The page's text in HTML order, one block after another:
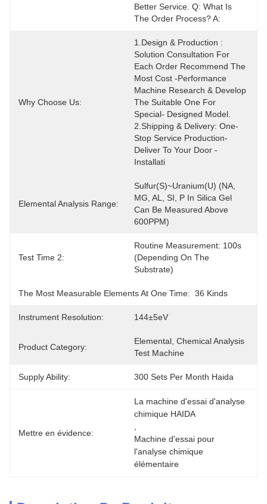
Better Service. Q: What Is
The Order Process? A:
Why Choose Us:
1.Design & Production :
Solution Consultation For
Each Order Recommend The
Most Cost -performance
Machine Research & Develop
The Suitable One For
Special- Designed Model.
2.Shipping & Delivery: One-
Stop Service Production-
Deliver To Your Door -
Installati
Elemental Analysis Range:
Sulfur(S)~uranium(U) (NA,
MG, AL, SI, P In Silica Gel
Can Be Measured Above
600PPM)
Test Time 2:
Routine Measurement: 100s
(depending On The
Substrate)
The Most Measurable Elements At One Time: 36 Kinds
Instrument Resolution: 144±5eV
Product Category:
Elemental, Chemical Analysis
Test Machine
Supply Ability: 300 Sets Per Month Haida
Mettre en évidence:
La machine d'essai d'analyse
chimique HAIDA
Machine d'essai pour
l'analyse chimique
élémentaire